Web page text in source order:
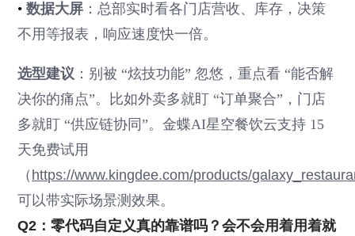
•数据大屏 ：总部实时看各门店营收、库存，决策
不用等报表，响应速度快一倍。
选型建议 ：别被 “炫技功能” 忽悠，重点看 “能否解
决你的痛点”。比如外卖多就盯 “订单聚合”，门店
多就盯 “供应链协同”。金蝶AI星空餐饮云支持 15
天免费试用
（ https://www.kingdee.com/products/
可以带实际场景测效果。
Q2：零代码自定义真的靠谱吗？会不会用着用着就